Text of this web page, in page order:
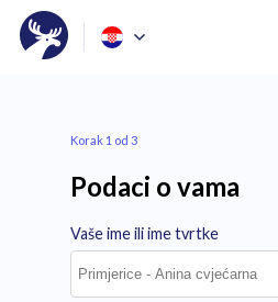
Korak 1 od 3
Podaci o vama
Vaše ime ili ime tvrtke